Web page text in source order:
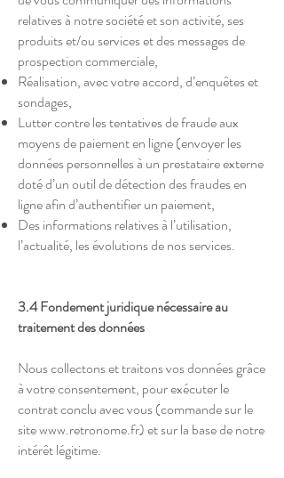
relatives à notre société et son activité, ses
produits et/ou services et des messages de
prospection commerciale,
Réalisation, avec votre accord, d’enquêtes et
sondages,
Lutter contre les tentatives de fraude aux
moyens de paiement en ligne (envoyer les
données personnelles à un prestataire externe
doté d’un outil de détection des fraudes en
ligne afin d’authentifier un paiement,
Des informations relatives à l’utilisation,
l’actualité, les évolutions de nos services.
3.4 Fondement juridique nécessaire au
traitement des données
Nous collectons et traitons vos données grâce
à votre consentement, pour exécuter le
contrat conclu avec vous (commande sur le
sitewww.retronome.fr) et sur la base de notre
intérêt légitime.